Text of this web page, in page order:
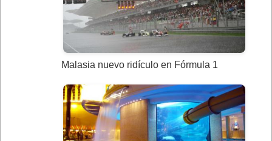
Malasia nuevo ridículo en Fórmula 1